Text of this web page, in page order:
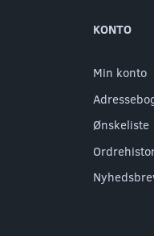
KONTO
Min konto
Ønskeliste